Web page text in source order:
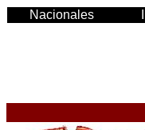
Nacionales